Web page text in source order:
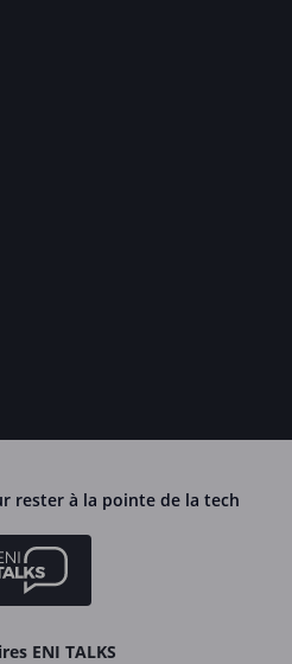
rester à la pointe de la tech
ENI TALKS